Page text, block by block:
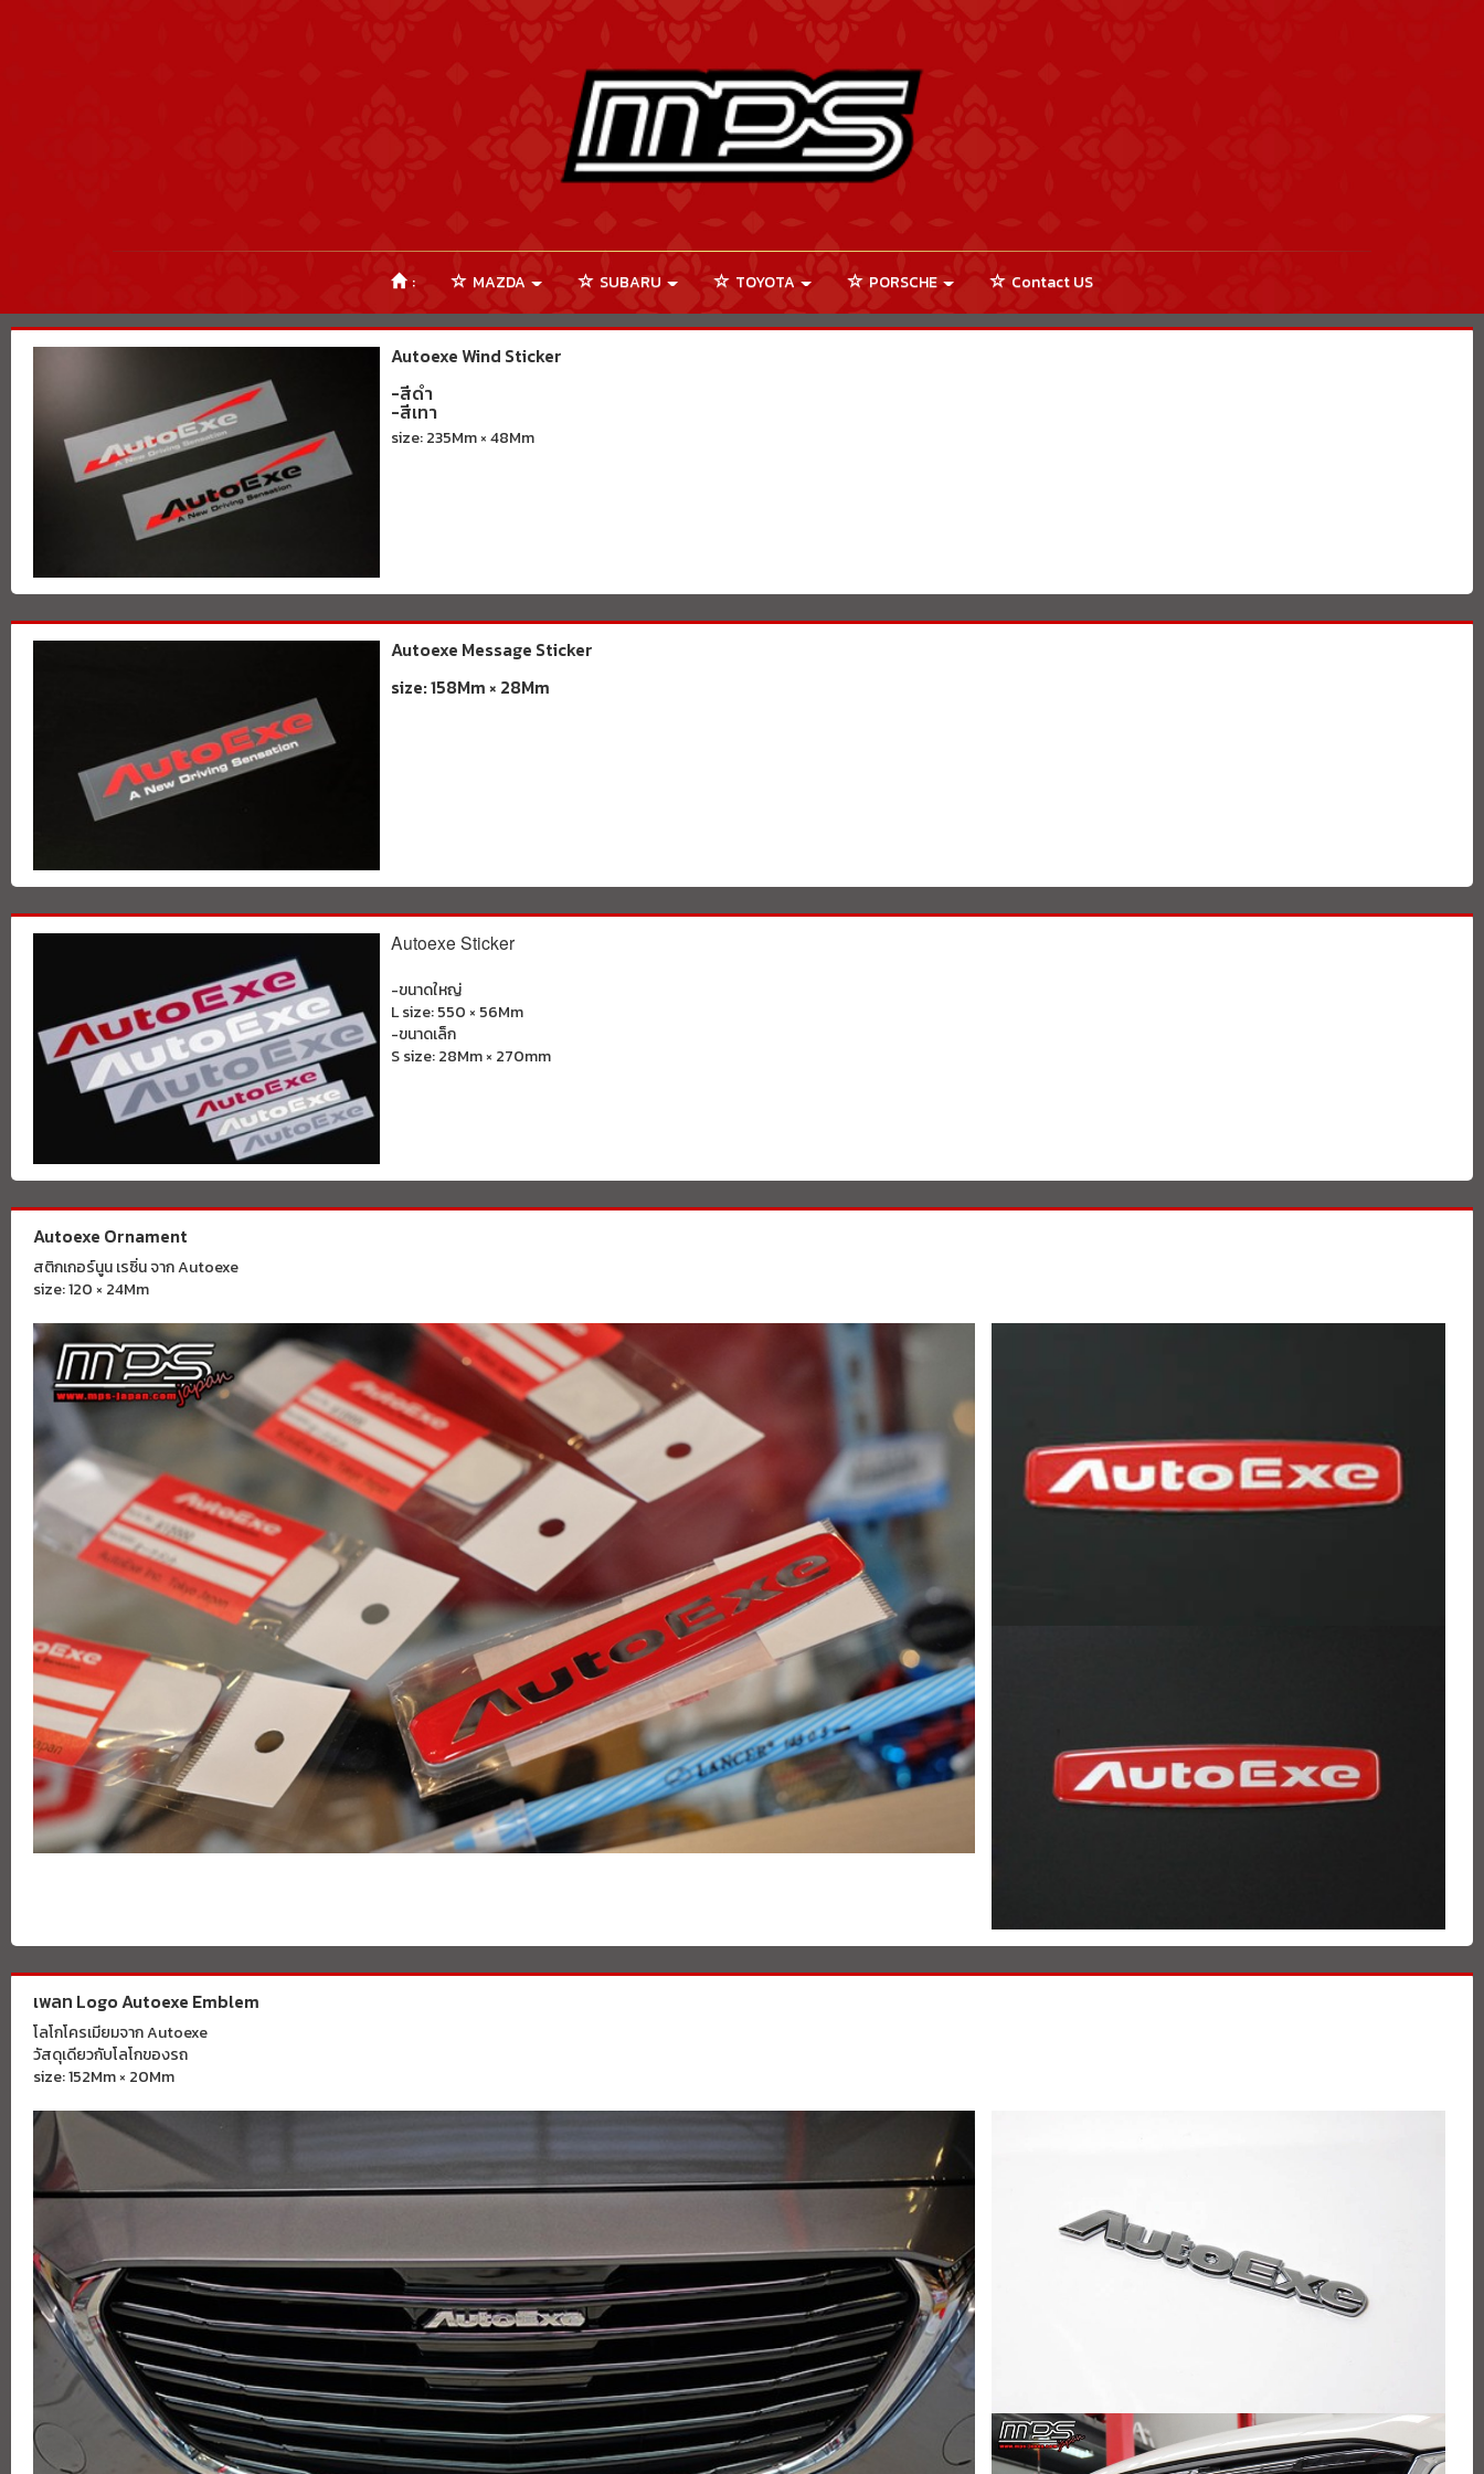
: MAZDA SUBARU TOYOTA PORSCHE Contact US
Autoexe Wind Sticker
-สีดำ
-สีเทา
size: 235Mm × 48Mm
Autoexe Message Sticker
size: 158Mm × 28Mm
Autoexe Sticker
-ขนาดใหญ่
L size: 550 × 56Mm
-ขนาดเล็ก
S size: 28Mm × 270mm
Autoexe Ornament
สติกเกอร์นูน เรซิ่น จาก Autoexe
size: 120 × 24Mm
เพลท Logo Autoexe Emblem
โลโกโครเมียมจาก Autoexe
วัสดุเดียวกับโลโกของรถ
size: 152Mm × 20Mm